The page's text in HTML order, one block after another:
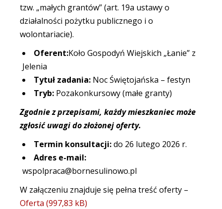
tzw. „małych grantów” (art. 19a ustawy o
działalności pożytku publicznego i o
wolontariacie).
Oferent:Koło Gospodyń Wiejskich „Łanie” z
Jelenia
Tytuł zadania: Noc Świętojańska – festyn
Tryb: Pozakonkursowy (małe granty)
Zgodnie z przepisami, każdy mieszkaniec może
zgłosić uwagi do złożonej oferty.
Termin konsultacji:do 26 lutego 2026 r.
Adres e-mail:
wspolpraca@bornesulinowo.pl
W załączeniu znajduje się pełna treść oferty –
Oferta